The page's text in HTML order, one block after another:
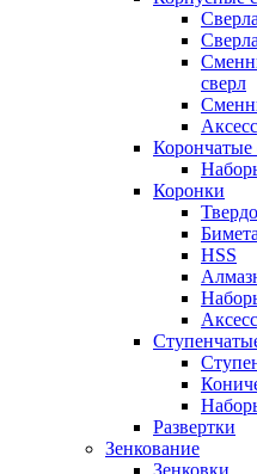
сверл
Корончатые
Коронки
HSS
Развертки
Зенкование
Зенковки